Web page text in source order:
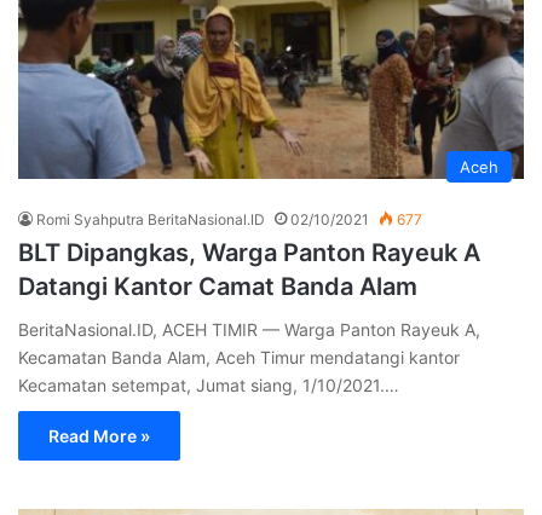
Aceh
Romi Syahputra BeritaNasional.ID 02/10/2021 677
BLT Dipangkas, Warga Panton Rayeuk A
Datangi Kantor Camat Banda Alam
BeritaNasional.ID, ACEH TIMIR — Warga Panton Rayeuk A,
Kecamatan Banda Alam, Aceh Timur mendatangi kantor
Kecamatan setempat, Jumat siang, 1/10/2021.…
Read More »